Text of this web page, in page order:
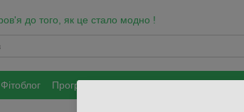
до того, як це стало модно !
Фітоблог Програма лояльності
обробки та захисту персональних даних